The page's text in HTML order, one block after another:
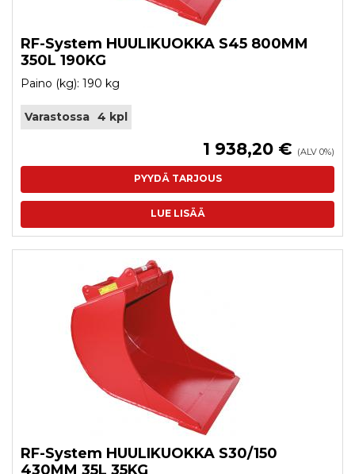
RF-System HUULIKUOKKA S45 800MM
350L 190KG
Paino (kg): 190 kg
Varastossa 4 kpl
1 938,20 € (ALV 0%)
PYYDÄ TARJOUS
LUE LISÄÄ
RF-System HUULIKUOKKA S30/150
430MM 35L 35KG